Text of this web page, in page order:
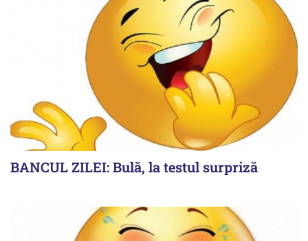
BANCUL ZILEI: Bulă, la testul surpriză